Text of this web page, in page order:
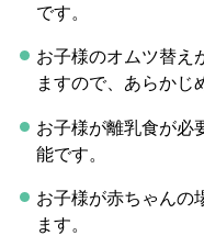
です。
お子様のオムツ替え
ますので、あらかじ
お子様が離乳食が必
能です。
お子様が赤ちゃんの
ます。